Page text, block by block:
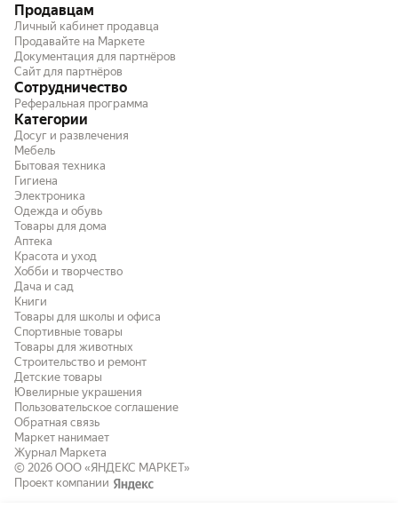
даже ребенок разберется , надеюсь
прослужит нам долго
Продавцам
Личный кабинет продавца
Продавайте на Маркете
Документация для партнёров
Сайт для партнёров
Сотрудничество
Реферальная программа
Категории
Досуг и развлечения
Мебель
Бытовая техника
Гигиена
Электроника
Одежда и обувь
Товары для дома
Аптека
Красота и уход
Хобби и творчество
Дача и сад
Книги
Товары для школы и офиса
Спортивные товары
Товары для животных
Строительство и ремонт
Детские товары
Ювелирные украшения
Пользовательское соглашение
Обратная связь
Маркет нанимает
Журнал Маркета
© 2026 ООО «ЯНДЕКС МАРКЕТ»
Проект компании